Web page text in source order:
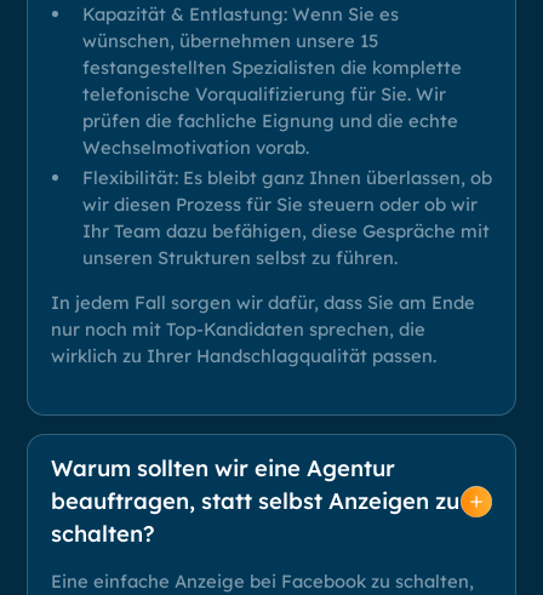
Kapazität & Entlastung: Wenn Sie es
wünschen, übernehmen unsere 15
festangestellten Spezialisten die komplette
telefonische Vorqualifizierung für Sie. Wir
prüfen die fachliche Eignung und die echte
Wechselmotivation vorab.
Flexibilität: Es bleibt ganz Ihnen überlassen, ob
wir diesen Prozess für Sie steuern oder ob wir
Ihr Team dazu befähigen, diese Gespräche mit
unseren Strukturen selbst zu führen.
In jedem Fall sorgen wir dafür, dass Sie am Ende
nur noch mit Top-Kandidaten sprechen, die
wirklich zu Ihrer Handschlagqualität passen.
Warum sollten wir eine Agentur
beauftragen, statt selbst Anzeigen zu
schalten?
Eine einfache Anzeige bei Facebook zu schalten,